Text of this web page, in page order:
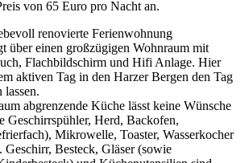
von 65 Euro pro Nacht an.
renovierte Ferienwohnung
über einen großzügigen Wohnraum mit
Flachbildschirm und Hifi Anlage. Hier
aktiven Tag in den Harzer Bergen den Tag
lassen.
abgrenzende Küche lässt keine Wünsche
Geschirrspühler, Herd, Backofen,
Mikrowelle, Toaster, Wasserkocher
Geschirr, Besteck, Gläser (sowie